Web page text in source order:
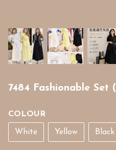
7484 Fashionable Set
COLOUR
White Yellow Black